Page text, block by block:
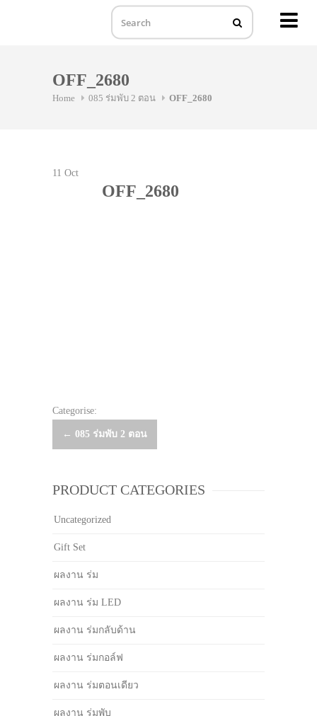
OFF_2680
Home 085 ร่มพับ 2 ตอน OFF_2680
11 Oct
OFF_2680
Categorise:
Post
← 085 ร่มพับ 2 ตอน
PRODUCT CATEGORIES
Uncategorized
Gift Set
ผลงาน ร่ม
ผลงาน ร่ม LED
ผลงาน ร่มกลับด้าน
ผลงาน ร่มกอล์ฟ
ผลงาน ร่มตอนเดียว
ผลงาน ร่มพับ